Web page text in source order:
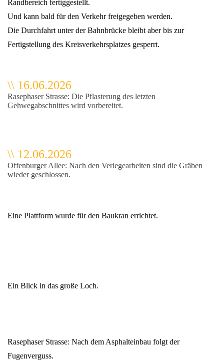
Randbereich fertiggestellt.
Und kann bald für den Verkehr freigegeben werden.
Die Durchfahrt unter der Bahnbrücke bleibt aber bis zur
Fertigstellung des Kreisverkehrsplatzes gesperrt.
\\ 16.06.2026
Rasephaser Strasse: Die Pflasterung des letzten
Gehwegabschnittes wird vorbereitet.
\\ 12.06.2026
Offenburger Allee: Nach den Verlegearbeiten sind die Gräben
wieder geschlossen.
Eine Plattform wurde für den Baukran errichtet.
Ein Blick in das große Loch.
Rasephaser Strasse: Nach dem Asphalteinbau folgt der
Fugenverguss.